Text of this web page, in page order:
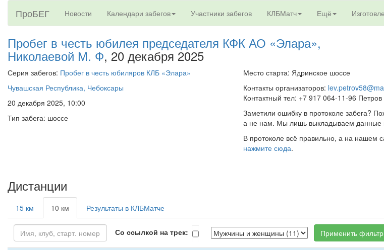
ПроБЕГ Новости Календари забегов Участники забегов КЛБМатч Ещё
Пробег в честь юбилея председателя КФК АО «Элара»,
Николаевой М. Ф, 20 декабря 2025
Серия забегов: Пробег в честь юбиляров КЛБ «Элара»
Чувашская Республика, Чебоксары
20 декабря 2025, 10:00
Тип забега: шоссе
Место старта: Ядринское шоссе
Контакты организаторов:
Контактный тел: +7 917 064-11-96
Заметили ошибку в протоколе забега?
а не нам. Мы лишь выкладываем данные
В протоколе всё правильно, а на нашем
нажмите сюда.
Дистанции
15 км 10 км Результаты в КЛБМатче
Со ссылкой на трек: Применить фильтр